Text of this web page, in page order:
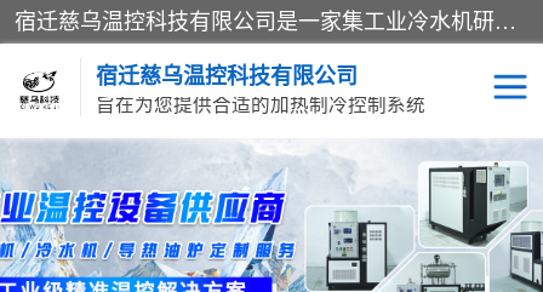
宿迁慈乌温控科技有限公司是一家集工业冷水机研发、制造、营销、服务于一体的技术生产型企业，经营范围包括：冷水机、螺杆式冷水机组、工业冷水机、水冷式冷水机、风冷式冷水机组、风冷螺杆式冷冻机组、冷冻机、注塑专用冷水机、混泥土专用冷水机、低温防爆冷水机组等。专业温控设备供应商 模温机/冷水机/导热油炉定制服务等
宿迁慈乌温控科技有限公司
旨在为您提供合适的加热制冷控制系统
冷水机 模温机
导热油加热器